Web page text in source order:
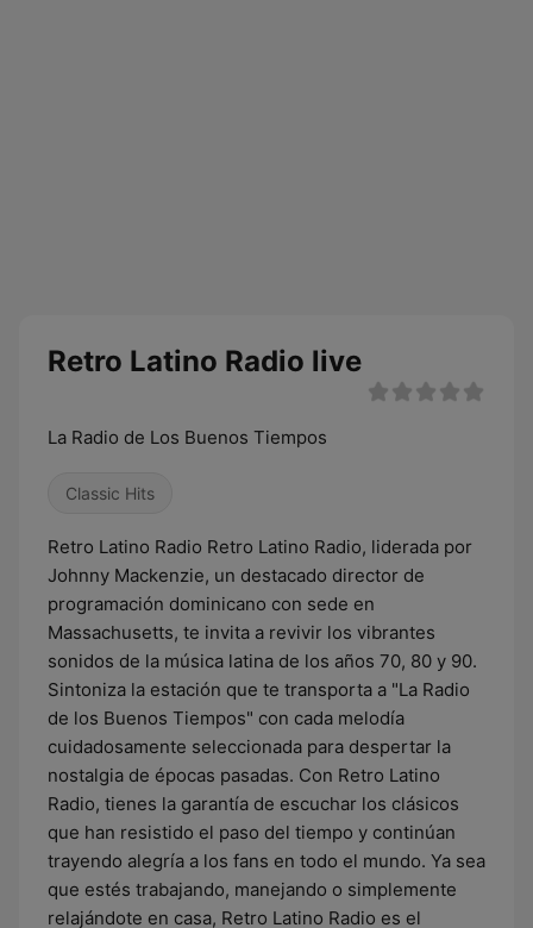
Retro Latino Radio live
La Radio de Los Buenos Tiempos
Classic Hits
Retro Latino Radio Retro Latino Radio, liderada por
Johnny Mackenzie, un destacado director de
programación dominicano con sede en
Massachusetts, te invita a revivir los vibrantes
sonidos de la música latina de los años 70, 80 y 90.
Sintoniza la estación que te transporta a "La Radio
de los Buenos Tiempos" con cada melodía
cuidadosamente seleccionada para despertar la
nostalgia de épocas pasadas. Con Retro Latino
Radio, tienes la garantía de escuchar los clásicos
que han resistido el paso del tiempo y continúan
trayendo alegría a los fans en todo el mundo. Ya sea
que estés trabajando, manejando o simplemente
relajándote en casa, Retro Latino Radio es el